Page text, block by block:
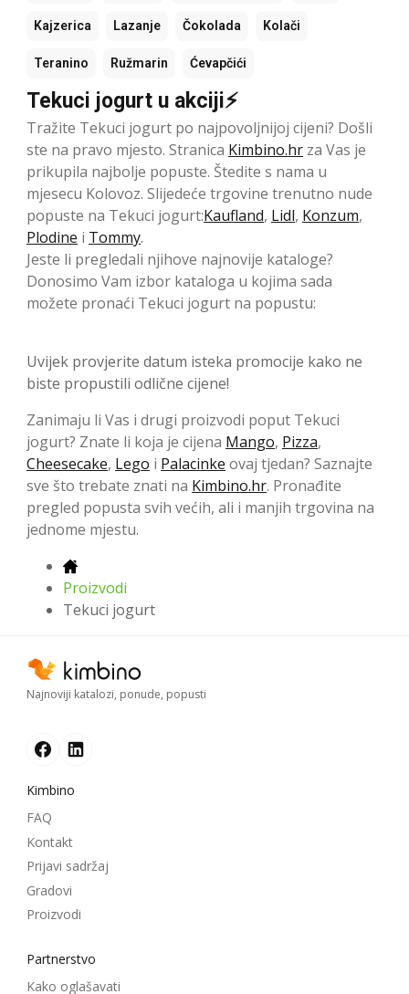
Kajzerica Lazanje Čokolada Kolači
Teranino Ružmarin Ćevapčići
Tekuci jogurt u akciji⚡
Tražite Tekuci jogurt po najpovoljnijoj cijeni? Došli
ste na pravo mjesto. Stranica Kimbino.hr za Vas je
prikupila najbolje popuste. Štedite s nama u
mjesecu Kolovoz. Slijedeće trgovine trenutno nude
popuste na Tekuci jogurt:Kaufland, Lidl, Konzum,
Plodine i Tommy.
Jeste li pregledali njihove najnovije kataloge?
Donosimo Vam izbor kataloga u kojima sada
možete pronaći Tekuci jogurt na popustu:
Uvijek provjerite datum isteka promocije kako ne
biste propustili odlične cijene!
Zanimaju li Vas i drugi proizvodi poput Tekuci
jogurt? Znate li koja je cijena Mango, Pizza,
Cheesecake, Lego i Palacinke ovaj tjedan? Saznajte
sve što trebate znati na Kimbino.hr. Pronađite
pregled popusta svih većih, ali i manjih trgovina na
jednome mjestu.
Proizvodi
Tekuci jogurt
Najnoviji katalozi, ponude, popusti
Kimbino
FAQ
Kontakt
Prijavi sadržaj
Gradovi
Proizvodi
Partnerstvo
Kako oglašavati